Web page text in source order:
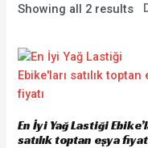
Showing all 2 results
En İyi Yağ Lastiği
satılık toptan eşya